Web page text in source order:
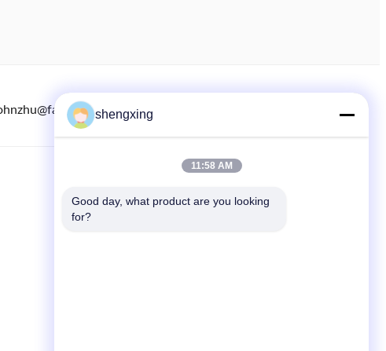
8615882071508
shengxing
11:58 AM
Good day, what product are you looking
for?